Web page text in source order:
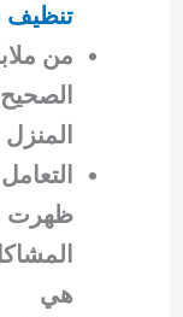
تنظيف
من
ظهرت
هي